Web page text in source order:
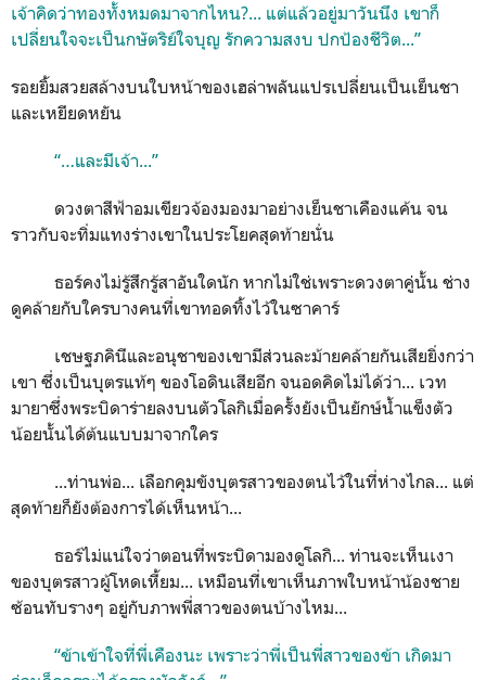
เจ้าคิดว่าทองทั้งหมดมาจากไหน?... แต่แล้วอยู่มาวันนึง เขาก็
เปลี่ยนใจจะเป็นกษัตริย์ใจบุญ รักความสงบ ปกป้องชีวิต...”
รอยยิ้มสวยสล้างบนใบหน้าของเฮล่าพลันแปรเปลี่ยนเป็นเย็นชา
และเหยียดหยัน
“…และมีเจ้า...”
ดวงตาสีฟ้าอมเขียวจ้องมองมาอย่างเย็นชาเคืองแค้น จน
ราวกับจะทิ่มแทงร่างเขาในประโยคสุดท้ายนั่น
ธอร์คงไม่รู้สึกรู้สาอันใดนัก หากไม่ใช่เพราะดวงตาคู่นั้น ช่าง
ดูคล้ายกับใครบางคนที่เขาทอดทิ้งไว้ในซาคาร์
เชษฐภคินีและอนุชาของเขามีส่วนละม้ายคล้ายกันเสียยิ่งกว่า
เขา ซึ่งเป็นบุตรแท้ๆ ของโอดินเสียอีก จนอดคิดไม่ได้ว่า... เวท
มายาซึ่งพระบิดาร่ายลงบนตัวโลกิเมื่อครั้งยังเป็นยักษ์น้ำแข็งตัว
น้อยนั้นได้ต้นแบบมาจากใคร
...ท่านพ่อ... เลือกคุมขังบุตรสาวของตนไว้ในที่ห่างไกล... แต่
สุดท้ายก็ยังต้องการได้เห็นหน้า...
ธอร์ไม่แน่ใจว่าตอนที่พระบิดามองดูโลกิ... ท่านจะเห็นเงา
ของบุตรสาวผู้โหดเหี้ยม... เหมือนที่เขาเห็นภาพใบหน้าน้องชาย
ซ้อนทับรางๆ อยู่กับภาพพี่สาวของตนบ้างไหม...
“ข้าเข้าใจที่พี่เคืองนะ เพราะว่าพี่เป็นพี่สาวของข้า เกิดมา